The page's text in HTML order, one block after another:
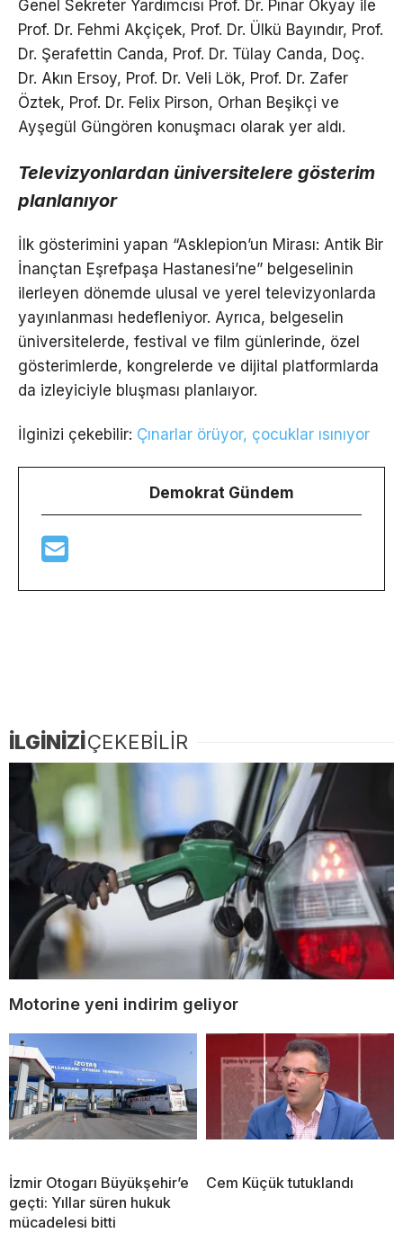
Genel Sekreter Yardımcısı Prof. Dr. Pınar Okyay ile
Prof. Dr. Fehmi Akçiçek, Prof. Dr. Ülkü Bayındır, Prof.
Dr. Şerafettin Canda, Prof. Dr. Tülay Canda, Doç.
Dr. Akın Ersoy, Prof. Dr. Veli Lök, Prof. Dr. Zafer
Öztek, Prof. Dr. Felix Pirson, Orhan Beşikçi ve
Ayşegül Güngören konuşmacı olarak yer aldı.
Televizyonlardan üniversitelere gösterim
planlanıyor
İlk gösterimini yapan “Asklepion’un Mirası: Antik Bir
İnançtan Eşrefpaşa Hastanesi’ne” belgeselinin
ilerleyen dönemde ulusal ve yerel televizyonlarda
yayınlanması hedefleniyor. Ayrıca, belgeselin
üniversitelerde, festival ve film günlerinde, özel
gösterimlerde, kongrelerde ve dijital platformlarda
da izleyiciyle bluşması planlaıyor.
İlginizi çekebilir: Çınarlar örüyor, çocuklar ısınıyor
Demokrat Gündem
İLGİNİZİÇEKEBİLİR
Motorine yeni indirim geliyor
İzmir Otogarı Büyükşehir’e
geçti: Yıllar süren hukuk
mücadelesi bitti
Cem Küçük tutuklandı